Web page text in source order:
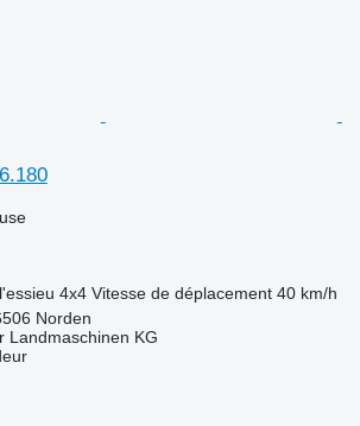
4x4 Vitesse de déplacement 40 km/h
Norden
Landmaschinen KG